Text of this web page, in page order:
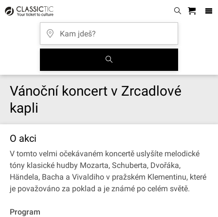
Vánoční koncert v Zrcadlové
kapli
O akci
V tomto velmi očekávaném koncertě uslyšíte melodické
tóny klasické hudby Mozarta, Schuberta, Dvořáka,
Händela, Bacha a Vivaldiho v pražském Klementinu, které
je považováno za poklad a je známé po celém světě.
Program